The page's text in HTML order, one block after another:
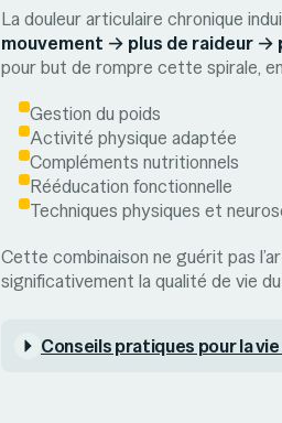
La douleur articulaire chronique
mouvement → plus de raideur →
pour but de rompre cette spirale,
Gestion du poids
Activité physique adaptée
Compléments nutritionnels
Rééducation fonctionnelle
Techniques physiques et
Cette combinaison ne guérit pas
significativement la qualité de vie
Conseils pratiques pour la